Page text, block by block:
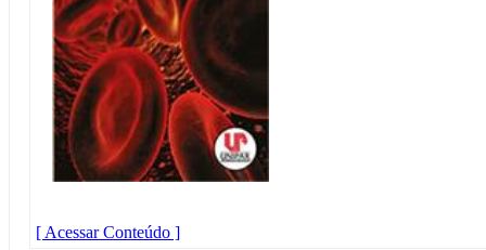
[ Acessar Conteúdo ]